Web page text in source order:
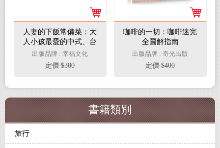
人妻的下飯常備菜：大
人小孩最愛的中式、台
式、日式、泰式、韓式
家常菜，三餐便當沒煩
惱
出版品牌 : 幸福文化
定價 $380
咖啡的一切：咖啡迷完
全圖解指南
出版品牌 : 奇光出版
定價 $400
書籍類別
旅行